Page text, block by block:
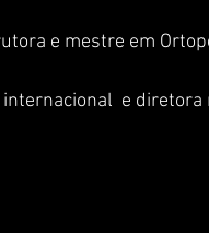
e mestre em
e diretora